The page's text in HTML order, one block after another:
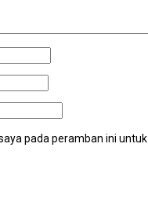
pada peramban ini